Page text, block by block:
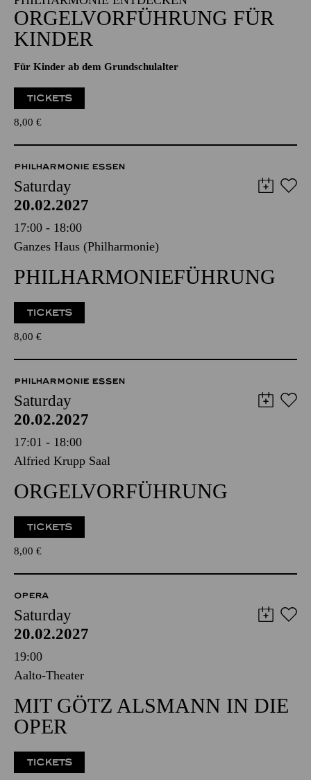
ORGELVORFÜHRUNG FÜR
KINDER
Für Kinder ab dem Grundschulalter
TICKETS
8,00 €
PHILHARMONIE ESSEN
Saturday
20.02.2027
17:00 - 18:00
Ganzes Haus (Philharmonie)
PHILHARMONIEFÜHRUNG
TICKETS
8,00 €
PHILHARMONIE ESSEN
Saturday
20.02.2027
17:01 - 18:00
Alfried Krupp Saal
ORGELVORFÜHRUNG
TICKETS
8,00 €
OPERA
Saturday
20.02.2027
19:00
Aalto-Theater
MIT GÖTZ ALSMANN IN DIE
OPER
TICKETS